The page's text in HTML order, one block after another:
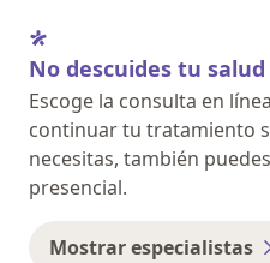
No descuides tu salud
Escoge la consulta en
continuar tu tratamiento
necesitas, también
presencial.
Mostrar especialistas